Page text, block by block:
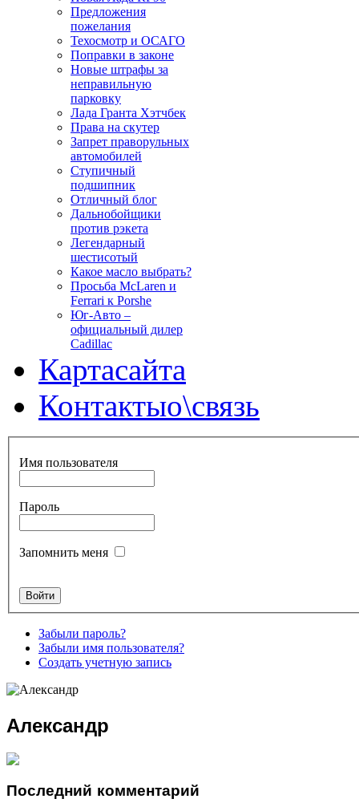
Предложения
пожелания
Техосмотр и ОСАГО
Поправки в законе
Новые штрафы за
неправильную
парковку
Лада Гранта Хэтчбек
Права на скутер
Запрет праворульных
автомобилей
Ступичный
подшипник
Отличный блог
Дальнобойщики
против рэкета
Легендарный
шестисотый
Какое масло выбрать?
Просьба McLaren и
Ferrari к Porshe
Юг-Авто –
официальный дилер
Cadillac
Картасайта
Контактыо\связь
Имя пользователя
Пароль
Запомнить меня
Забыли пароль?
Забыли имя пользователя?
Создать учетную запись
Александр
Последний комментарий